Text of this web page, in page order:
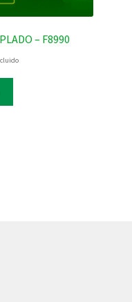
– F8990